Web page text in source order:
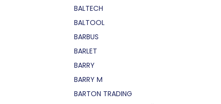
BALTECH
BALTOOL
BARBUS
BARLET
BARRY
BARRY M
BARTON TRADING